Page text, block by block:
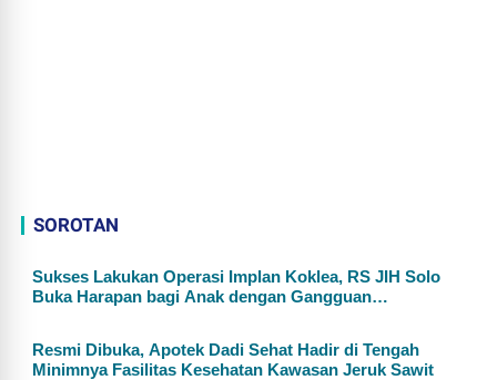
SOROTAN
Sukses Lakukan Operasi Implan Koklea, RS JIH Solo
Buka Harapan bagi Anak dengan Gangguan
Resmi Dibuka, Apotek Dadi Sehat Hadir di Tengah
Minimnya Fasilitas Kesehatan Kawasan Jeruk Sawit